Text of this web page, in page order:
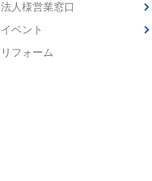
法人様営業窓口
イベント
リフォーム